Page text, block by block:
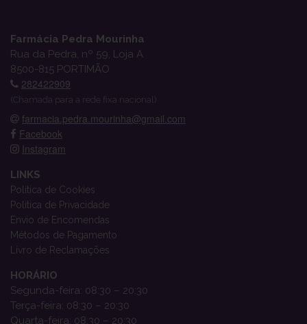
Farmácia Pedra Mourinha
Rua da Pedra, nº 59, Loja A
8500-815 PORTIMÃO
282422909
(Chamada para a rede fixa nacional)
farmacia.pedra.mourinha@gmail.com
Facebook
Instagram
LINKS
Política de Cookies
Política de Privacidade
Envio de Encomendas
Métodos de Pagamento
Livro de Reclamações
HORÁRIO
Segunda-feira: 08:30 – 20:30
Terça-feira: 08:30 – 20:30
Quarta-feira: 08:30 – 20:30